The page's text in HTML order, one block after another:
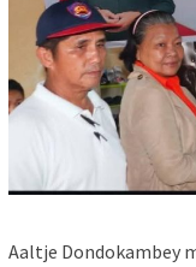
Aaltje Dondokambey